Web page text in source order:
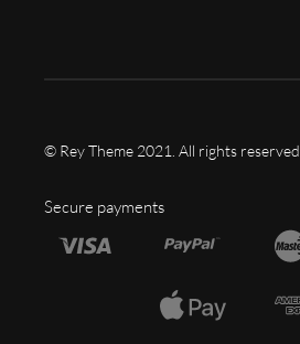
© Rey Theme 2021. All rights reserved.
Secure payments